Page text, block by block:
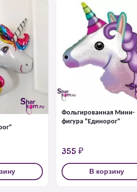
Фольгированная Мини-
фигура "Единорог"
355 ₽
В корзину